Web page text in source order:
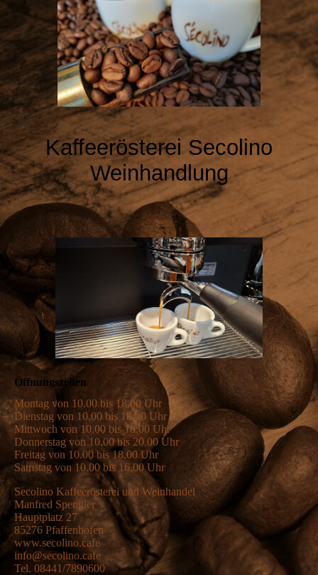
Kaffeerösterei Secolino
Weinhandlung
Öffnungszeiten
Montag von 10.00 bis 18.00 Uhr
Dienstag von 10.00 bis 18.00 Uhr
Mittwoch von 10.00 bis 18.00 Uhr
Donnerstag von 10.00 bis 20.00 Uhr
Freitag von 10.00 bis 18.00 Uhr
Samstag von 10.00 bis 16.00 Uhr
Secolino Kaffeerösterei und Weinhandel
Manfred Spengler
Hauptplatz 27
85276 Pfaffenhofen
www.secolino.cafe
info@secolino.cafe
Tel. 08441/7890600